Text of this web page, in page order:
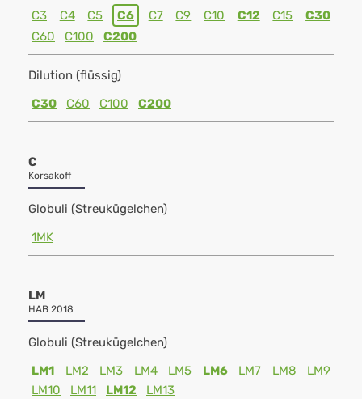
C3 C4 C5 C6 C7 C9 C10 C12 C15
C30
C60
C100 C200
Dilution (flüssig)
C30
C60 C100 C200
C
Korsakoff
Globuli (Streukügelchen)
1MK
LM
HAB 2018
Globuli (Streukügelchen)
LM1
LM2 LM3 LM4 LM5 LM6 LM7 LM8
LM9
LM10
LM11 LM12 LM13